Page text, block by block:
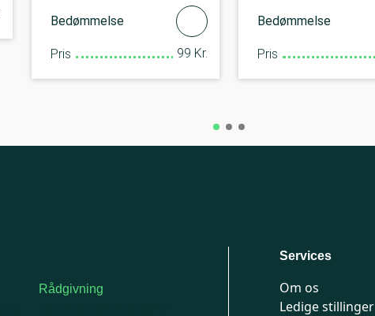
Bedømmelse
Pris 99 Kr.
Bedømmelse
Pris
Rådgivning
Services
Om os
Ledige stillinger